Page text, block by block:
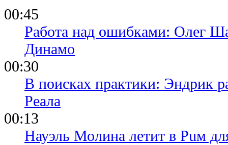
00:45
Работа над ошибками: Олег
Динамо
00:30
В поисках практики: Эндрик
Реала
00:13
Науэль Молина летит в Puм